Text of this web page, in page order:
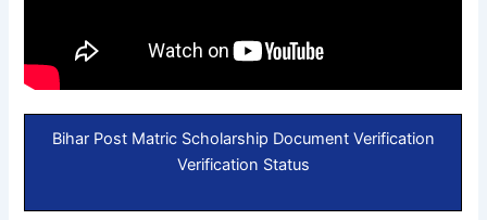
Bihar Post Matric Scholarship Document Verification
Verification Status